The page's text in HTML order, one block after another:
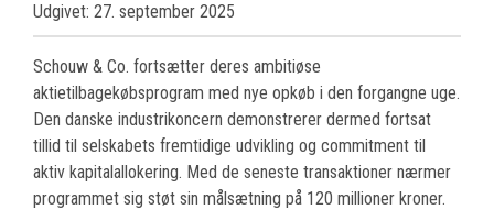
Udgivet: 27. september 2025
Schouw & Co. fortsætter deres ambitiøse
aktietilbagekøbsprogram med nye opkøb i den forgangne uge.
Den danske industrikoncern demonstrerer dermed fortsat
tillid til selskabets fremtidige udvikling og commitment til
aktiv kapitalallokering. Med de seneste transaktioner nærmer
programmet sig støt sin målsætning på 120 millioner kroner.